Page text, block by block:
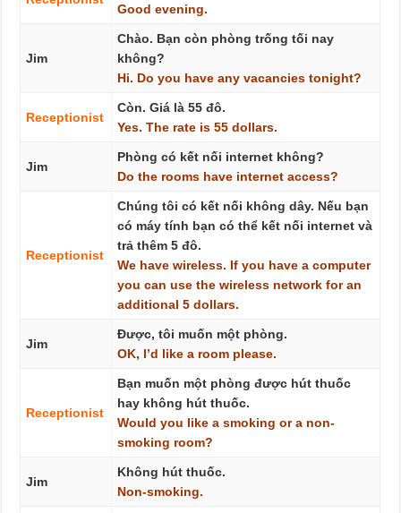
Good evening.
Jim
Chào. Bạn còn phòng trống tối nay
không?
Hi. Do you have any vacancies tonight?
Receptionist
Còn. Giá là 55 đô.
Yes. The rate is 55 dollars.
Jim
Phòng có kết nối internet không?
Do the rooms have internet access?
Receptionist
Chúng tôi có kết nối không dây. Nếu bạn
có máy tính bạn có thể kết nối internet và
trả thêm 5 đô.
We have wireless. If you have a computer
you can use the wireless network for an
additional 5 dollars.
Jim
Được, tôi muốn một phòng.
OK, I’d like a room please.
Receptionist
Bạn muốn một phòng được hút thuốc
hay không hút thuốc.
Would you like a smoking or a non-
smoking room?
Jim
Không hút thuốc.
Non-smoking.